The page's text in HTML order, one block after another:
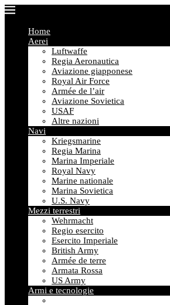
Home
Aerei
Luftwaffe
Regia Aeronautica
Aviazione giapponese
Royal Air Force
Armée de l’air
Aviazione Sovietica
USAF
Altre nazioni
Navi
Kriegsmarine
Regia Marina
Marina Imperiale
Royal Navy
Marine nationale
Marina Sovietica
U.S. Navy
Mezzi terrestri
Wehrmacht
Regio esercito
Esercito Imperiale
British Army
Armée de terre
Armata Rossa
US Army
Armi e tecnologie